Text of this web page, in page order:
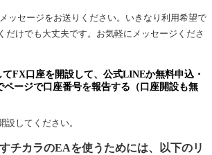
ッセージをお送りください。いきなり利用希望で
だけでも大丈夫です。お気軽にメッセージくださ
FX口座を開設して、公式LINEか無料申込・
ページで口座番号を報告する（口座開設も無
設してください。
チカラのEAを使うためには、以下のリ